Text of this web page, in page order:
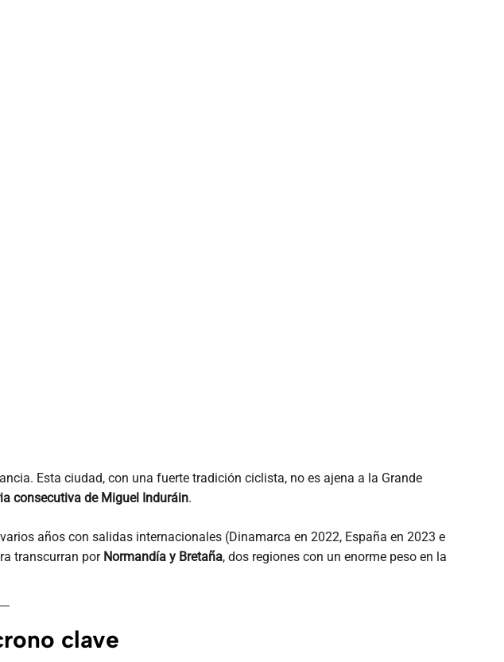
Esta ciudad, con una fuerte tradición ciclista, no es ajena a la Grande
consecutiva de Miguel Induráin.
años con salidas internacionales (Dinamarca en 2022, España en 2023 e
transcurran por Normandía y Bretaña, dos regiones con un enorme peso en la
clave